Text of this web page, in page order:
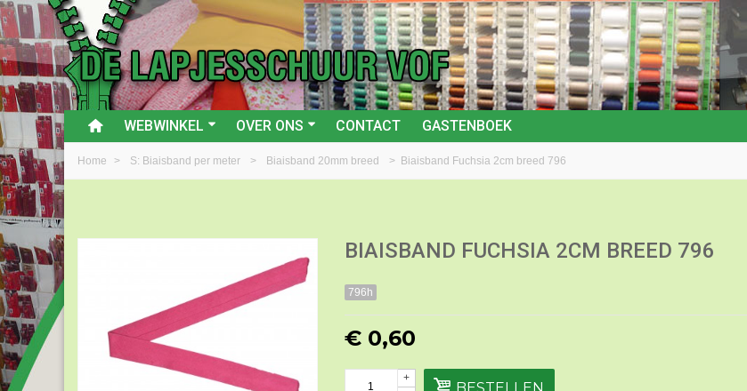
WEBWINKEL OVER ONS CONTACT GASTENBOEK
Home > S: Biaisband per meter > Biaisband 20mm breed > Biaisband Fuchsia 2cm breed 796
BIAISBAND FUCHSIA 2CM BREED 796
796h
€ 0,60
+
BESTELLEN